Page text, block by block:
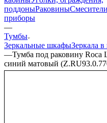
поддоныРаковиныСмесители
приборы
—
Тумбы
Зеркальные шкафыЗеркала
—Тумба под раковину Roca
синий матовый